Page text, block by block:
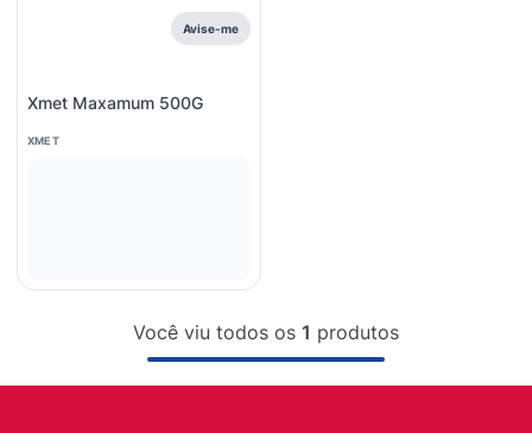
Avise-me
Xmet Maxamum 500G
XMET
Você viu todos os 1 produtos
lenço umedecido